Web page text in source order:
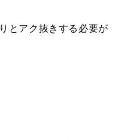
とアク抜きする必要が